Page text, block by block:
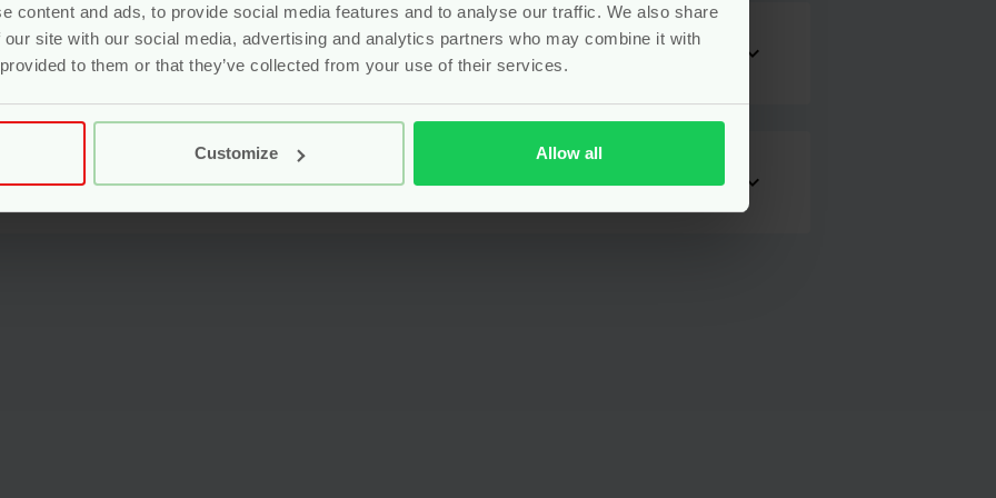
content and ads, to provide social media features and to analyse our traffic. We also share
site with our social media, advertising and analytics partners who may combine it with
to them or that they’ve collected from your use of their services.
Customize Allow all
expand_more
Ultradun – 14 stuks – Cottons” te beoordelen
Vereiste velden zijn gemarkeerd met*
expand_more